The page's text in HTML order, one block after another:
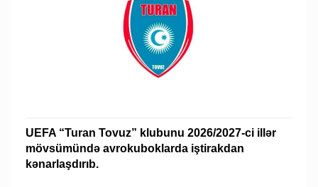
UEFA “Turan Tovuz” klubunu 2026/2027-ci illər
mövsümündə avrokuboklarda iştirakdan
kənarlaşdırıb.